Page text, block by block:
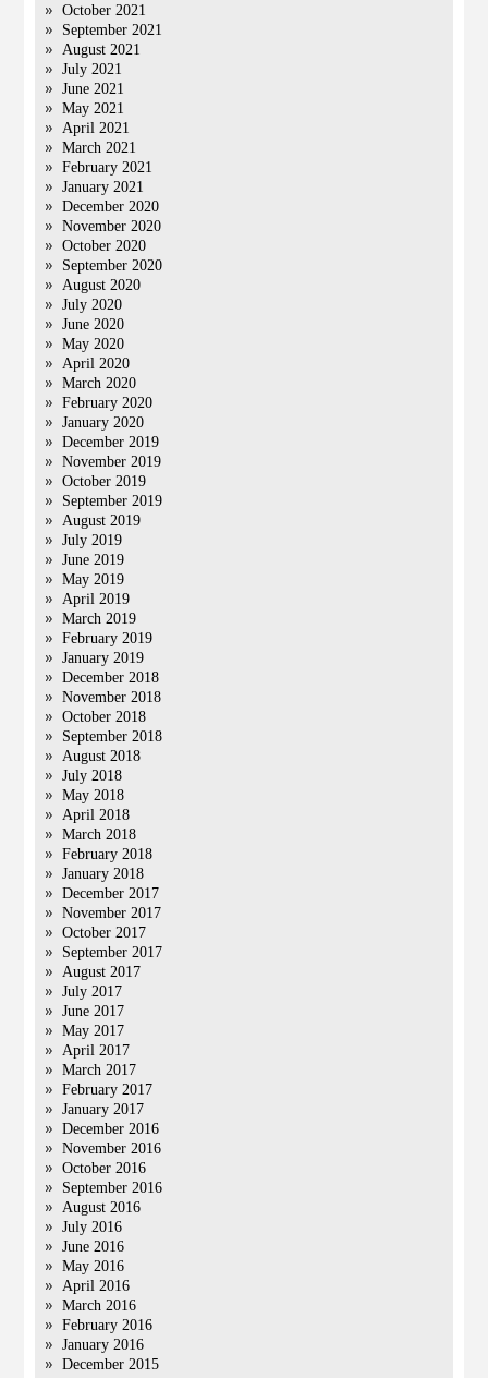
October 2021
September 2021
August 2021
July 2021
June 2021
May 2021
April 2021
March 2021
February 2021
January 2021
December 2020
November 2020
October 2020
September 2020
August 2020
July 2020
June 2020
May 2020
April 2020
March 2020
February 2020
January 2020
December 2019
November 2019
October 2019
September 2019
August 2019
July 2019
June 2019
May 2019
April 2019
March 2019
February 2019
January 2019
December 2018
November 2018
October 2018
September 2018
August 2018
July 2018
May 2018
April 2018
March 2018
February 2018
January 2018
December 2017
November 2017
October 2017
September 2017
August 2017
July 2017
June 2017
May 2017
April 2017
March 2017
February 2017
January 2017
December 2016
November 2016
October 2016
September 2016
August 2016
July 2016
June 2016
May 2016
April 2016
March 2016
February 2016
January 2016
December 2015